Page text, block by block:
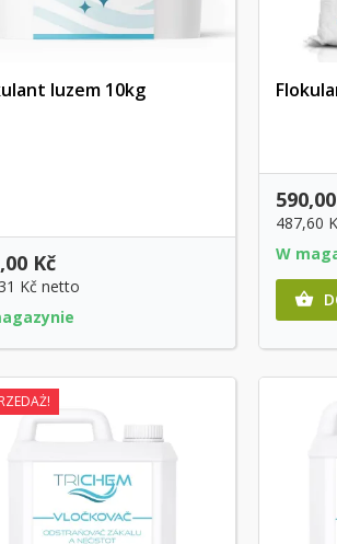
luzem 10kg
Kč
Kč netto
487,60
W
